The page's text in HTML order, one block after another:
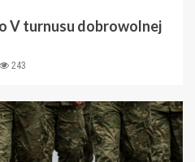
V turnusu dobrowolnej
243